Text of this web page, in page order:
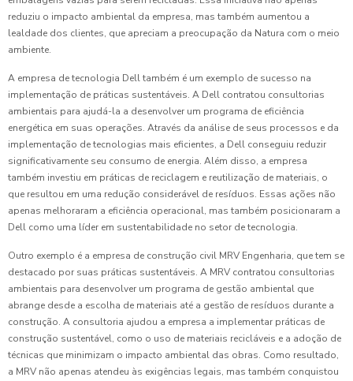
reduziu o impacto ambiental da empresa, mas também aumentou a
lealdade dos clientes, que apreciam a preocupação da Natura com o meio
ambiente.
A empresa de tecnologia Dell também é um exemplo de sucesso na
implementação de práticas sustentáveis. A Dell contratou consultorias
ambientais para ajudá-la a desenvolver um programa de eficiência
energética em suas operações. Através da análise de seus processos e da
implementação de tecnologias mais eficientes, a Dell conseguiu reduzir
significativamente seu consumo de energia. Além disso, a empresa
também investiu em práticas de reciclagem e reutilização de materiais, o
que resultou em uma redução considerável de resíduos. Essas ações não
apenas melhoraram a eficiência operacional, mas também posicionaram a
Dell como uma líder em sustentabilidade no setor de tecnologia.
Outro exemplo é a empresa de construção civil MRV Engenharia, que tem se
destacado por suas práticas sustentáveis. A MRV contratou consultorias
ambientais para desenvolver um programa de gestão ambiental que
abrange desde a escolha de materiais até a gestão de resíduos durante a
construção. A consultoria ajudou a empresa a implementar práticas de
construção sustentável, como o uso de materiais recicláveis e a adoção de
técnicas que minimizam o impacto ambiental das obras. Como resultado,
a MRV não apenas atendeu às exigências legais, mas também conquistou